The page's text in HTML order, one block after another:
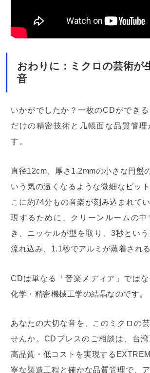
おわりに：ミクロの芸術が
音
いかがでしたか？一枚のCDができ
だけの精密技術と几帳面な品質管理
す。
直径12cm、厚さ1.2mmの小さな円盤
いう気の遠くなるような微細なピッ
こに約74分もの音楽が刻み込まれて
現するために、クリーンルームの中
き、ニッケルが型を取り、3秒とい
流れ込み、1.1秒でアルミが蒸着される
CDは単なる「音楽メディア」ではな
化学・精密機械工学の結晶なのです。
あなたの大切な音を、このミクロの
せんか。CDプレスのご相談は、台
高品質・低コストを実現する
寧な製造工程と確かな品質管理で、